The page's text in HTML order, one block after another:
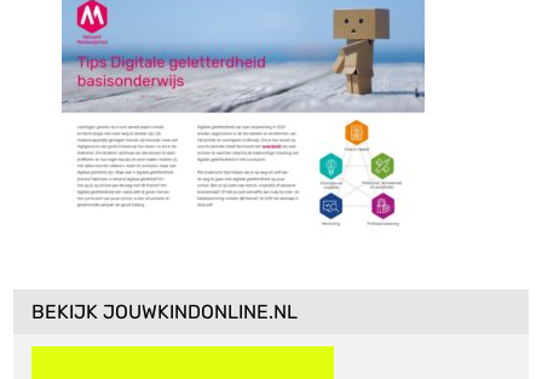
BEKIJK JOUWKINDONLINE.NL